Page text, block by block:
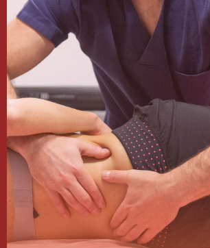
procedimientos que minimizan el
recuperación.
Más información